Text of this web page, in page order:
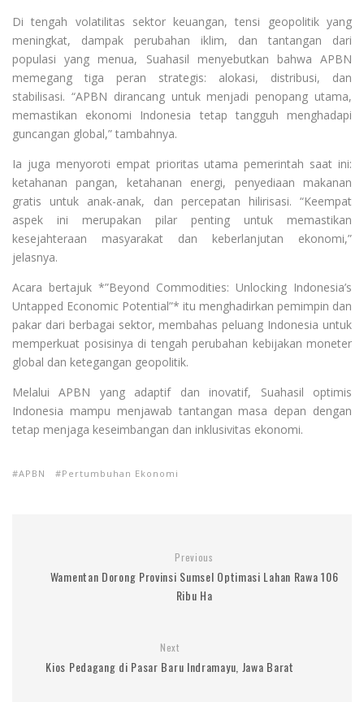
Di tengah volatilitas sektor keuangan, tensi geopolitik yang
meningkat, dampak perubahan iklim, dan tantangan dari
populasi yang menua, Suahasil menyebutkan bahwa APBN
memegang tiga peran strategis: alokasi, distribusi, dan
stabilisasi. “APBN dirancang untuk menjadi penopang utama,
memastikan ekonomi Indonesia tetap tangguh menghadapi
guncangan global,” tambahnya.
Ia juga menyoroti empat prioritas utama pemerintah saat ini:
ketahanan pangan, ketahanan energi, penyediaan makanan
gratis untuk anak-anak, dan percepatan hilirisasi. “Keempat
aspek ini merupakan pilar penting untuk memastikan
kesejahteraan masyarakat dan keberlanjutan ekonomi,”
jelasnya.
Acara bertajuk *”Beyond Commodities: Unlocking Indonesia’s
Untapped Economic Potential”* itu menghadirkan pemimpin dan
pakar dari berbagai sektor, membahas peluang Indonesia untuk
memperkuat posisinya di tengah perubahan kebijakan moneter
global dan ketegangan geopolitik.
Melalui APBN yang adaptif dan inovatif, Suahasil optimis
Indonesia mampu menjawab tantangan masa depan dengan
tetap menjaga keseimbangan dan inklusivitas ekonomi.
APBN Pertumbuhan Ekonomi
Previous
Wamentan Dorong Provinsi Sumsel Optimasi Lahan Rawa 106
Ribu Ha
Next
Kios Pedagang di Pasar Baru Indramayu, Jawa Barat